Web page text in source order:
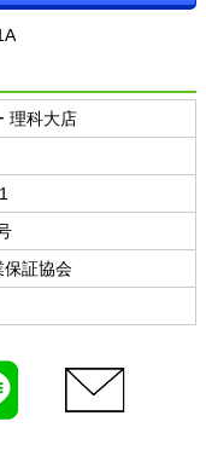
理科大店
保証協会